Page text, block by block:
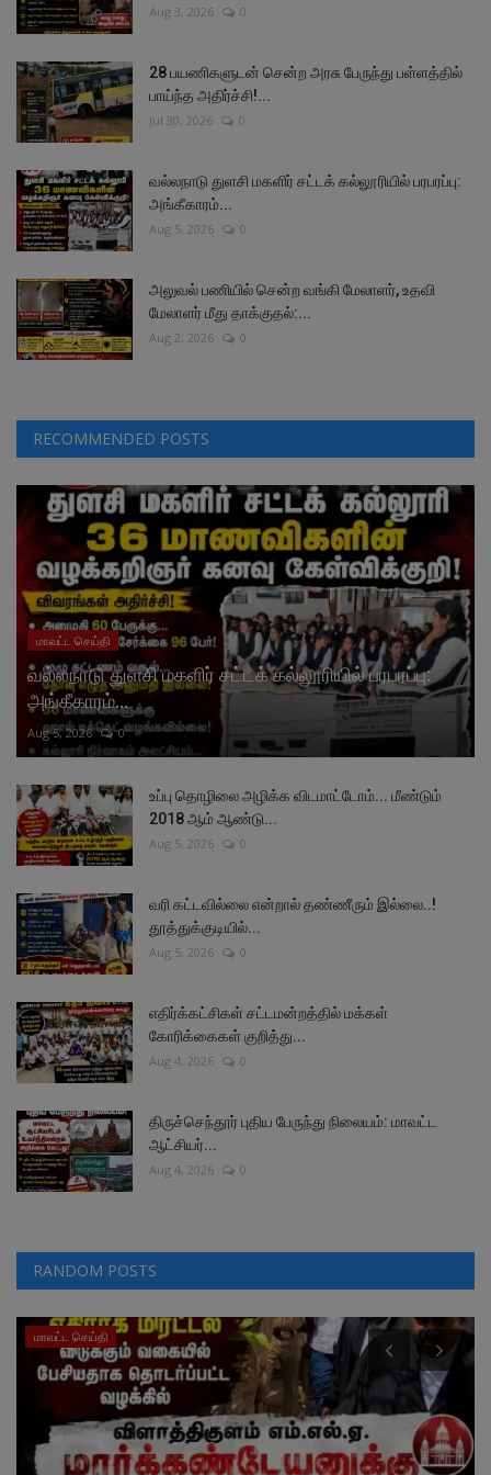
Aug 3, 2026 0
28 பயணிகளுடன் சென்ற அரசு பேருந்து பள்ளத்தில்
பாய்ந்த அதிர்ச்சி!...
Jul 30, 2026 0
வல்லநாடு துளசி மகளிர் சட்டக் கல்லூரியில் பரபரப்பு:
அங்கீகாரம்...
Aug 5, 2026 0
அலுவல் பணியில் சென்ற வங்கி மேலாளர், உதவி
மேலாளர் மீது தாக்குதல்:...
Aug 2, 2026 0
RECOMMENDED POSTS
மாவட்ட செய்தி
வல்லநாடு துளசி மகளிர் சட்டக் கல்லூரியில் பரபரப்பு:
அங்கீகாரம்...
Aug 5, 2026 0
உப்பு தொழிலை அழிக்க விடமாட்டோம்... மீண்டும்
2018 ஆம் ஆண்டு...
Aug 5, 2026 0
வரி கட்டவில்லை என்றால் தண்ணீரும் இல்லை..!
தூத்துக்குடியில்...
Aug 5, 2026 0
எதிர்க்கட்சிகள் சட்டமன்றத்தில் மக்கள்
கோரிக்கைகள் குறித்து...
Aug 4, 2026 0
திருச்செந்தூர் புதிய பேருந்து நிலையம்: மாவட்ட
ஆட்சியர்...
Aug 4, 2026 0
RANDOM POSTS
வேலைவாய்ப்பு